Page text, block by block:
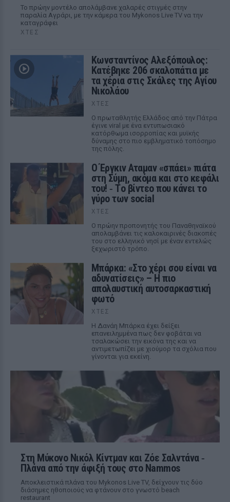
Το πρώην μοντέλο απολάμβανε χαλαρές στιγμές στην
παραλία Αγράρι, με την κάμερα του Mykonos Live TV να την
καταγράφει
ΧΤΕΣ
Κωνσταντίνος Αλεξόπουλος:
Κατέβηκε 206 σκαλοπάτια με
τα χέρια στις Σκάλες της Αγίου
Νικολάου
ΧΤΕΣ
Ο πρωταθλητής Ελλάδος από την Πάτρα
έγινε viral με ένα εντυπωσιακό
κατόρθωμα ισορροπίας και μυϊκής
δύναμης στο πιο εμβληματικό τοπόσημο
της πόλης.
Ο Έργκιν Αταμαν «σπάει» πιάτα
στη Σύμη, ακόμα και στο κεφάλι
του! ‑ Tο βίντεο που κάνει το
γύρο των social
ΧΤΕΣ
Ο πρώην προπονητής του Παναθηναϊκού
απολαμβάνει τις καλοκαιρινές διακοπές
του στο ελληνικό νησί με έναν εντελώς
ξεχωριστό τρόπο.
Μπάρκα: «Στο χέρι σου είναι να
αδυνατίσεις» – Η πιο
απολαυστική αυτοσαρκαστική
φωτό
ΧΤΕΣ
Η Δανάη Μπάρκα έχει δείξει
επανειλημμένα πως δεν φοβάται να
τσαλακώσει την εικόνα της και να
αντιμετωπίζει με χιούμορ τα σχόλια που
γίνονται για εκείνη.
Στη Μύκονο Νικόλ Κίντμαν και Ζόε Σαλντάνα ‑
Πλάνα από την άφιξή τους στο Nammos
Αποκλειστικά πλάνα του Mykonos Live TV, δείχνουν τις δύο
διάσημες ηθοποιούς να φτάνουν στο γνωστό beach
restaurant